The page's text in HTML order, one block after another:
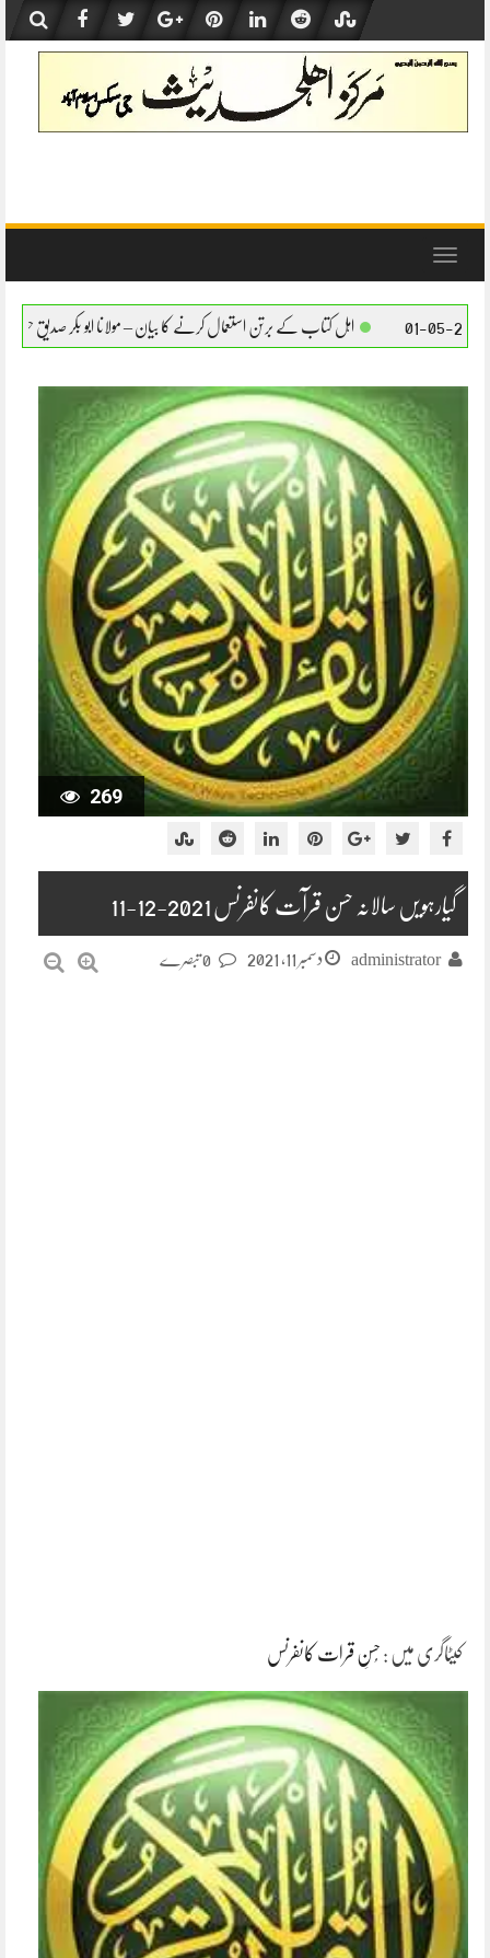
content
Toggle
برتن استعمال کرنے کا بیان – مولانا ابو بکر صدیق حفظہ اللہ اہل کتاب کے برتن
269
گیارہویں سالانہ حسن قرآت کانفرنس 2021-12-11
administrator دسمبر 11, 2021
کیٹاگری میں : حُسنِ قرات کانفرنس